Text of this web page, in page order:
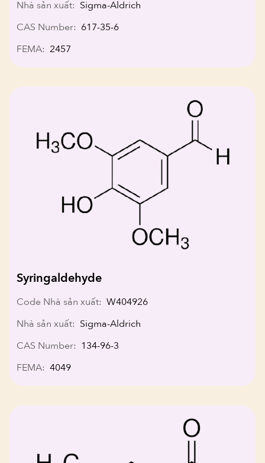
Nhà sản xuất: Sigma-Aldrich
CAS Number: 617-35-6
FEMA: 2457
Syringaldehyde
Code Nhà sản xuất: W404926
Nhà sản xuất: Sigma-Aldrich
CAS Number: 134-96-3
FEMA: 4049